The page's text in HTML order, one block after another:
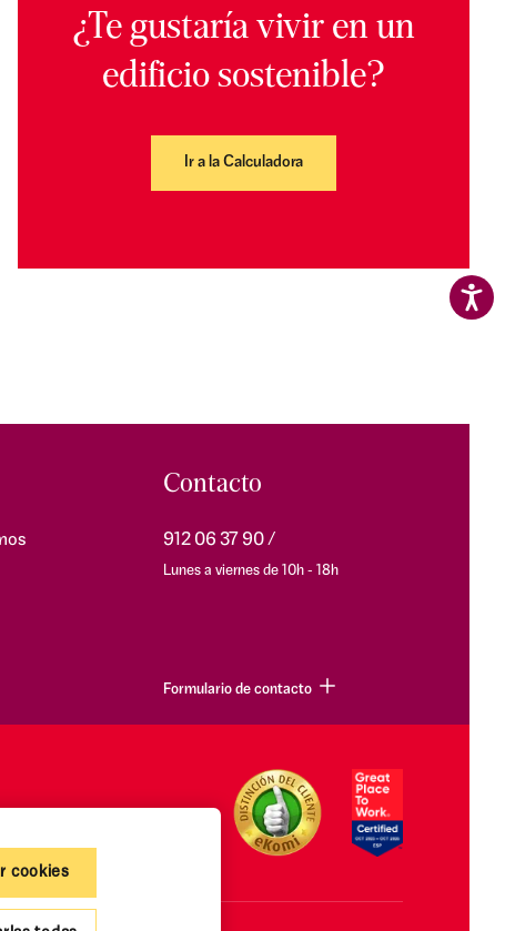
¿Te gustaría vivir en un
edificio sostenible?
Ir a la Calculadora
Contacto
912 06 37 90
Lunes a viernes de 10h - 18h
Formulario de contacto
cookies